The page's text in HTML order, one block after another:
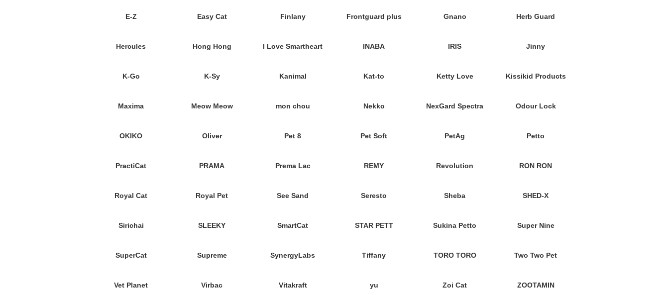
E-Z Easy Cat Finlany Frontguard plus Gnano Herb Guard
Hercules Hong Hong I Love Smartheart INABA IRIS Jinny
K-Go K-Sy Kanimal Kat-to Ketty Love Kissikid Products
Maxima Meow Meow mon chou Nekko NexGard Spectra Odour Lock
OKIKO Oliver Pet 8 Pet Soft PetAg Petto
PractiCat PRAMA Prema Lac REMY Revolution RON RON
Royal Cat Royal Pet See Sand Seresto Sheba SHED-X
Sirichai SLEEKY SmartCat STAR PETT Sukina Petto Super Nine
SuperCat Supreme SynergyLabs Tiffany TORO TORO Two Two Pet
Vet Planet Virbac Vitakraft yu Zoi Cat ZOOTAMIN